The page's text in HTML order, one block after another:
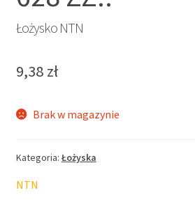
Łożysko NTN
9,38 zł
Brak w magazynie
Kategoria: Łożyska
NTN